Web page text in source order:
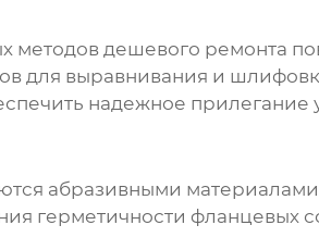
методов дешевого ремонта
для выравнивания и
надежное прилегание
абразивными
герметичности фланцевых